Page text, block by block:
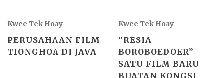
Kwee Tek Hoay
PERUSAHAAN FILM
TIONGHOA DI JAVA
Kwee Tek Hoay
“RESIA
BOROBOEDOER”
SATU FILM BARU
BUATAN KONGSI